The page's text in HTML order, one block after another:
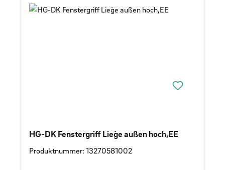
HG-DK Fenstergriff Lieǵe außen hoch,EE
Produktnummer: 13270581002